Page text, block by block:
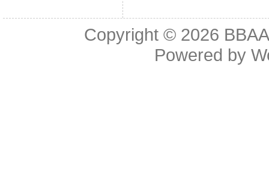
Copyright © 2026
Powered by